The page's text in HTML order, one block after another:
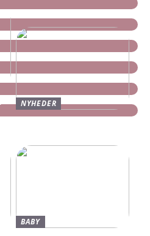
NYHEDER
BABY